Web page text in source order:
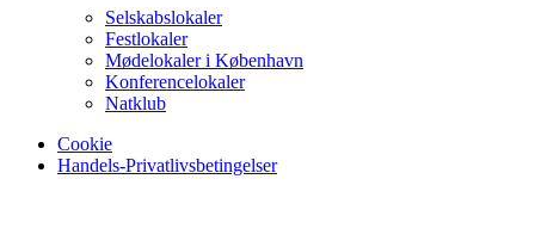
Selskabslokaler
Festlokaler
Mødelokaler i København
Konferencelokaler
Natklub
Cookie
Handels-Privatlivsbetingelser